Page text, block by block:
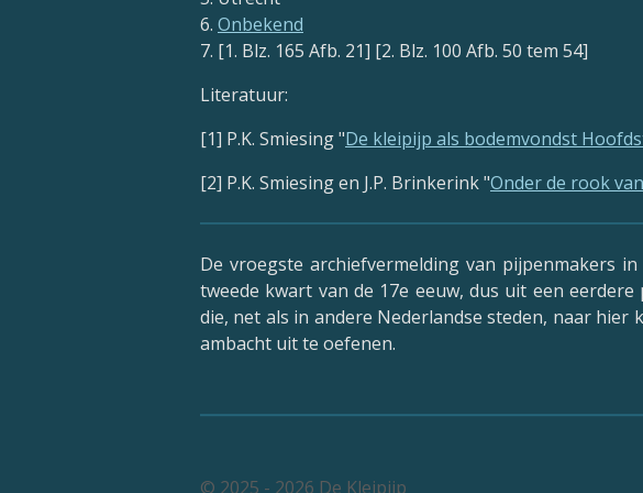
6. Onbekend
7. [1. Blz. 165 Afb. 21] [2. Blz. 100 Afb. 50 tem 54]
Literatuur:
[1] P.K. Smiesing "De kleipijp als bodemvondst
[2] P.K. Smiesing en J.P. Brinkerink "Onder de rook
De vroegste archiefvermelding van pijpenmakers
tweede kwart van de 17e eeuw, dus uit een
die, net als in andere Nederlandse steden, naar
ambacht uit te oefenen.
© 2025 - 2026 De Kleipijp